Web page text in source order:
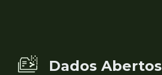
Dados Abertos